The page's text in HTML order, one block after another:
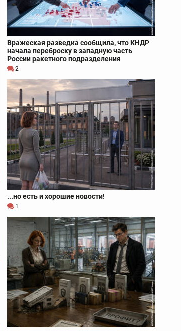
Вражеская разведка сообщила, что КНДР
начала переброску в западную часть
России ракетного подразделения
2
...но есть и хорошие новости!
1